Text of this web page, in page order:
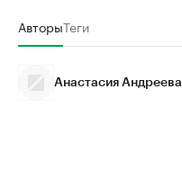
АвторыТеги
Анастасия Андреева